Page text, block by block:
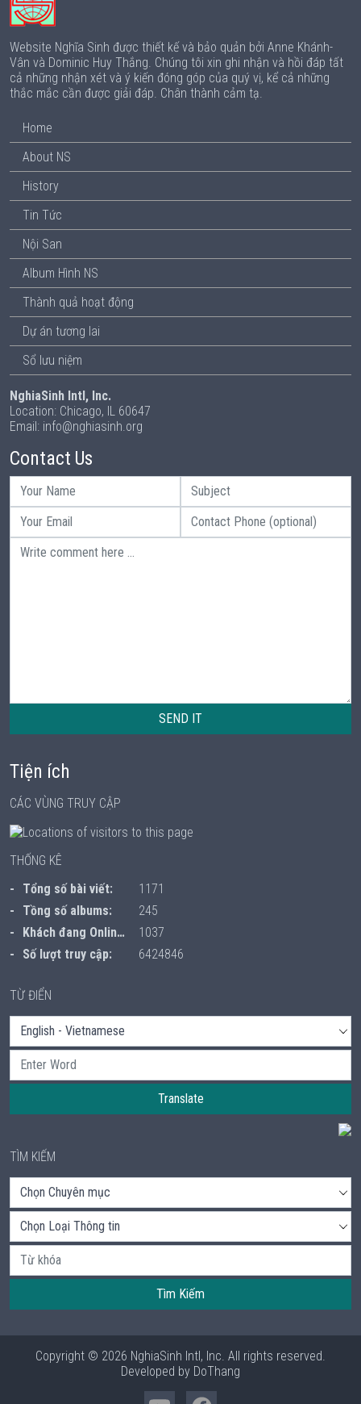
Website Nghĩa Sinh được thiết kế và bảo quản bởi Anne Khánh-
Vân và Dominic Huy Thắng. Chúng tôi xin ghi nhận và hồi đáp tất
cả những nhận xét và ý kiến đóng góp của quý vị, kể cả những
thắc mắc cần được giải đáp. Chân thành cảm tạ.
Home
About NS
History
Tin Tức
Nội San
Album Hình NS
Thành quả hoạt động
Dự án tương lai
Sổ lưu niệm
NghiaSinh Intl, Inc.
Location: Chicago, IL 60647
Email: info@nghiasinh.org
Contact Us
SEND IT
Tiện ích
CÁC VÙNG TRUY CẬP
THỐNG KÊ
Tổng số bài viết:
1171
Tồng số albums:
245
Khách đang Online:
1037
Số lượt truy cập:
6424846
TỪ ĐIỂN
Translate
TÌM KIẾM
Tìm Kiếm
Copyright © 2026 NghiaSinh Intl, Inc. All rights reserved.
Developed by DoThang